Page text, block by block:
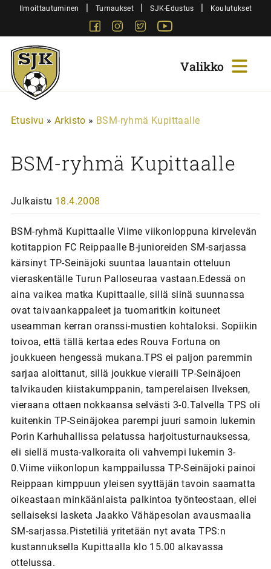
SiirryIlmoittautuminen | Turnaukset | SJK-Edustus | Koulutukset
FacebookInstagram
Twitter
Sjk-
Juniorit
Etusivu » Arkisto » BSM-ryhmä Kupittaalle
BSM-ryhmä Kupittaalle
Julkaistu 18.4.2008
BSM-ryhmä Kupittaalle Viime viikonloppuna kirvelevän
kotitappion FC Reippaalle B-junioreiden SM-sarjassa
kärsinyt TP-Seinäjoki suuntaa lauantain otteluun
vieraskentälle Turun Palloseuraa vastaan.Edessä on
aina vaikea matka Kupittaalle, sillä siinä suunnassa
ovat taivaankappaleet ja tuomaritkin koituneet
useamman kerran oranssi-mustien kohtaloksi. Sopiikin
toivoa, että tällä kertaa edes Rouva Fortuna on
joukkueen hengessä mukana.TPS ei paljon paremmin
sarjaa aloittanut, sillä joukkue vieraili TP-Seinäjoen
talvikauden kiistakumppanin, tamperelaisen Ilveksen,
vieraana ottaen nokkaansa selvästi 3-0.Talvella TPS oli
kuitenkin TP-Seinäjokea parempi juuri samoin lukemin
Porin Karhuhallissa pelatussa harjoitusturnauksessa,
eli siellä musta-valkoraita oli vahvempi lukemin 3-
0.Viime viikonlopun kamppailussa TP-Seinäjoki painoi
Reippaan kimppuun yleisen syyttäjän tavoin saamatta
oikeastaan minkäänlaista palkintoa työnteostaan, ellei
sellaiseksi lasketa Jaakko Vähäpesolan avausmaalia
SM-sarjassa.Pistetiliä yritetään nyt avata TPS:n
kustannuksella Kupittaalla klo 15.00 alkavassa
ottelussa.